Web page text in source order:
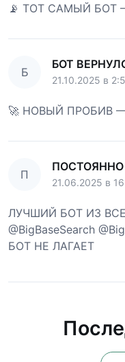
📡 ТОТ САМЫЙ БОТ —
Б
БОТ
21.10.2025 в
🚀 НОВЫЙ ПРОБИВ —
П
21.06.2025 в
ЛУЧШИЙ БОТ ИЗ
@BigBaseSearch
БОТ НЕ ЛАГАЕТ